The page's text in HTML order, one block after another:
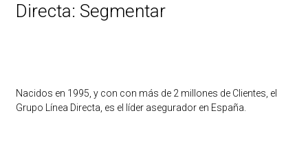
Directa: Segmentar
Nacidos en 1995, y con con más de 2 millones de Clientes, el
Grupo Línea Directa, es el líder asegurador en España.